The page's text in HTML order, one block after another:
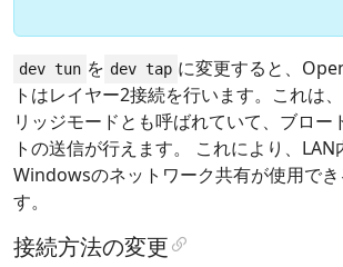
dev tun を dev tap に変更すると、
トはレイヤー2接続を行います。これは
リッジモードとも呼ばれていて、ブロー
トの送信が行えます。 これにより、
Windowsのネットワーク共有が使用でき
す。
接続方法の変更